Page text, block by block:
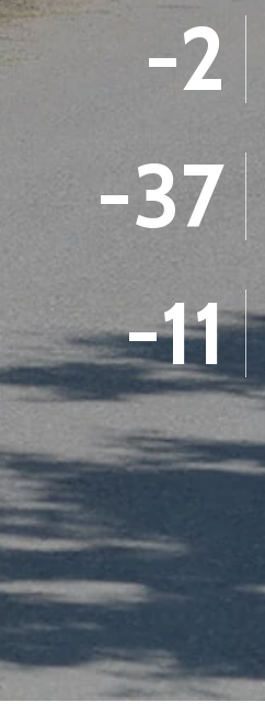
-2
-37
-12